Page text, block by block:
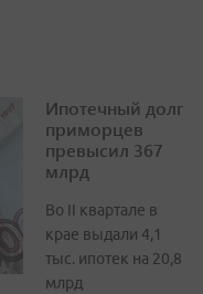
Ипотечный долг
приморцев
превысил 367
млрд
Во II квартале в
крае выдали 4,1
тыс. ипотек на 20,8
млрд